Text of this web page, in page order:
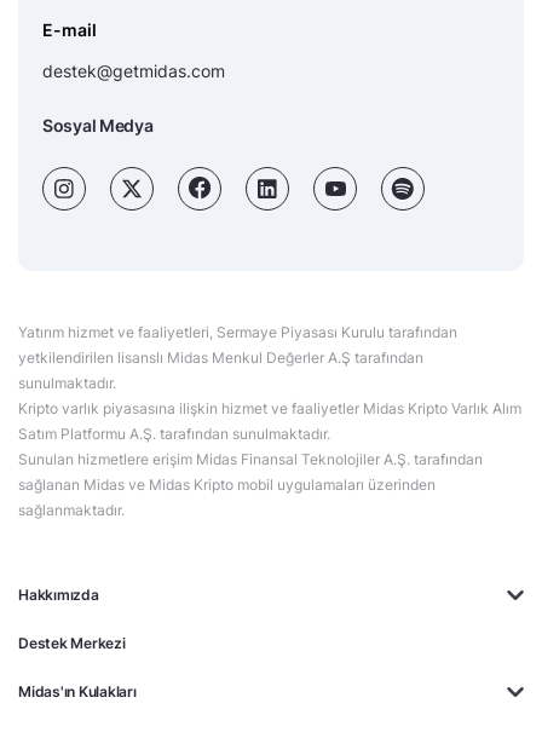
Hakkımızda
Destek Merkezi
Midas'ın Kulakları
E-mail
destek@getmidas.com
Sosyal Medya
Yatırım hizmet ve faaliyetleri, Sermaye Piyasası Kurulu tarafından
yetkilendirilen lisanslı Midas Menkul Değerler A.Ş tarafından
sunulmaktadır.
Kripto varlık piyasasına ilişkin hizmet ve faaliyetler Midas Kripto Varlık Alım
Satım Platformu A.Ş. tarafından sunulmaktadır.
Sunulan hizmetlere erişim Midas Finansal Teknolojiler A.Ş. tarafından
sağlanan Midas ve Midas Kripto mobil uygulamaları üzerinden
sağlanmaktadır.